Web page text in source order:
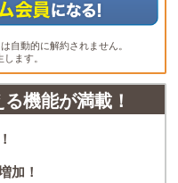
自動的に解約されません。
ます。
機能が満載！
加！